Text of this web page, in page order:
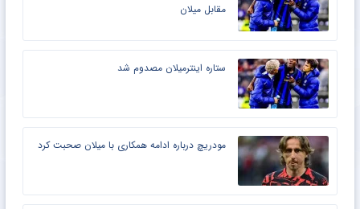
مقابل میلان
ستاره اینترمیلان مصدوم شد
مودریچ درباره ادامه همکاری با میلان صحبت کرد